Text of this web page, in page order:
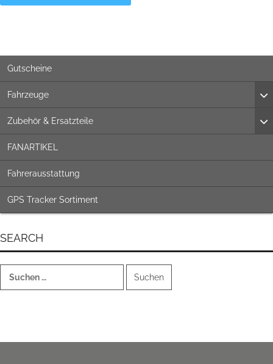
Gutscheine
Fahrzeuge
Zubehör & Ersatzteile
FANARTIKEL
Fahrerausstattung
GPS Tracker Sortiment
SEARCH
nach: